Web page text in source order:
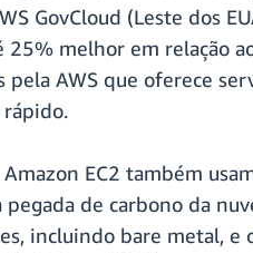
GovCloud (Leste dos
melhor em relação
pela AWS que oferece
EC2 também
pegada de carbono da
incluindo bare metal, e